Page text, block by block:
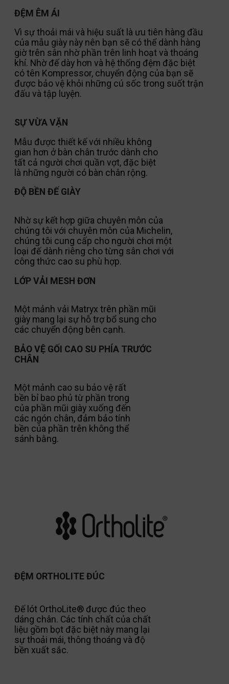
ĐỆM ÊM ÁI
Vì sự thoải mái và hiệu suất là ưu tiên hàng đầu
của mẫu giày này nên bạn sẽ có thể dành hàng
giờ trên sân nhờ phần trên linh hoạt và thoáng
khí. Nhờ đế dày hơn và hệ thống đệm đặc biệt
có tên Kompressor, chuyển động của bạn sẽ
được bảo vệ khỏi những cú sốc trong suốt trận
đấu và tập luyện.
SỰ VỪA VẶN
Mẫu được thiết kế với nhiều không
gian hơn ở bàn chân trước dành cho
tất cả người chơi quần vợt, đặc biệt
là những người có bàn chân rộng.
ĐỘ BỀN ĐẾ GIÀY
Nhờ sự kết hợp giữa chuyên môn của
chúng tôi với chuyên môn của Michelin,
chúng tôi cung cấp cho người chơi một
loại đế dành riêng cho từng sân chơi với
công thức cao su phù hợp.
LỚP VẢI MESH ĐƠN
Một mảnh vải Matryx trên phần mũi
giày mang lại sự hỗ trợ bổ sung cho
các chuyển động bên cạnh.
BẢO VỆ GỐI CAO SU PHÍA TRƯỚC
CHÂN
Một mảnh cao su bảo vệ rất
bền bỉ bao phủ từ phần trong
của phần mũi giày xuống đến
các ngón chân, đảm bảo tính
bền của phần trên không thể
sánh bằng.
ĐỆM ORTHOLITE ĐÚC
Đế lót OrthoLite® được đúc theo
dáng chân. Các tính chất của chất
liệu gồm bọt đặc biệt này mang lại
sự thoải mái, thông thoáng và độ
bền xuất sắc.